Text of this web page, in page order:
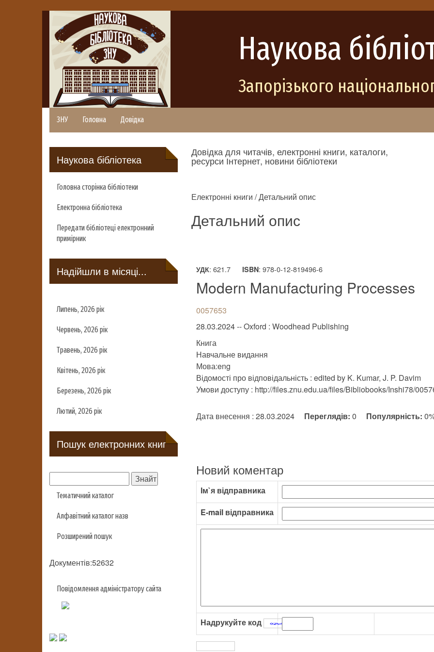
Наукова
Запорізького
ЗНУ Головна Довідка
Наукова бібліотека
Головна сторінка бібліотеки
Електронна бібліотека
Передати бібліотеці електронний
примірник
Надійшли в місяці...
Липень, 2026 рік
Червень, 2026 рік
Травень, 2026 рік
Квітень, 2026 рік
Березень, 2026 рік
Лютий, 2026 рік
Пошук електронних книг
Тематичний каталог
Алфавітний каталог назв
Розширений пошук
Документів:52632
Повідомлення адміністратору сайта
Довідка для читачів, електронні книги, каталоги,
ресурси Інтернет, новини бібліотеки
Електронні книги / Детальний опис
Детальний опис
УДК: 621.7 ISBN: 978-0-12-819496-6
Modern Manufacturing Processes
0057653
28.03.2024 -- Oxford : Woodhead Publishing
Книга
Навчальне видання
Мова:eng
Відомості про відповідальність : edited by K. Kumar, J. P. Davim
Умови доступу : http://files.znu.edu.ua/files/Bibliobooks/Inshi78/
Дата внесення : 28.03.2024 Переглядів: 0 Популярність:
Новий коментар
Ім`я відправника
E-mail відправника
Надрукуйте код